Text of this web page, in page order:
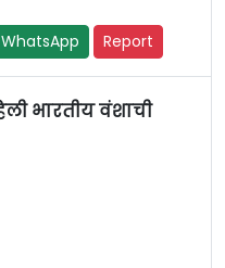
Report
भारतीय वंशाची